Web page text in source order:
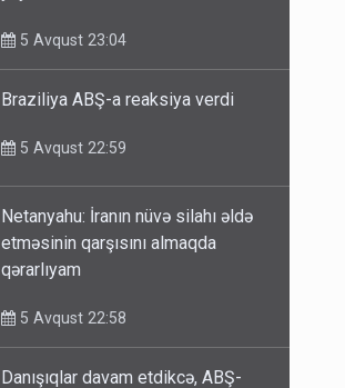
Netanyahu: İranın nüvə silahı əldə
etməsinin qarşısını almaqda